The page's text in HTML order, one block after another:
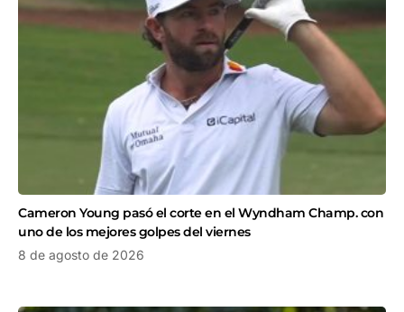
Cameron Young pasó el corte en el Wyndham Champ. con
uno de los mejores golpes del viernes
8 de agosto de 2026